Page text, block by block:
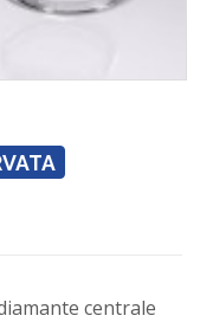
centrale